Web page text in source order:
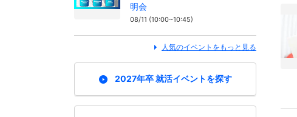
明会
08/11 (10:00~10:45)
人気のイベントをもっと見る
2027年卒 就活イベントを探す